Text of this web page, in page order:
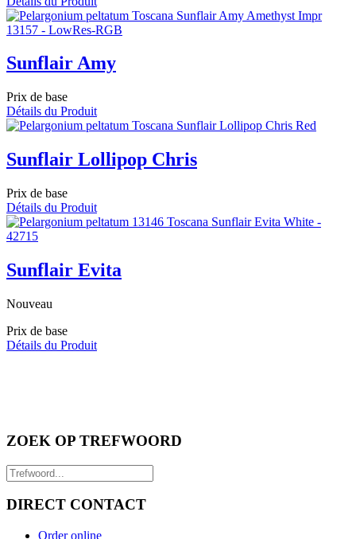
Sunflair Amy
Prix de base
Détails du Produit
Sunflair Lollipop Chris
Prix de base
Détails du Produit
Sunflair Evita
Nouveau
Prix de base
Détails du Produit
ZOEK OP TREFWOORD
DIRECT CONTACT
Order online